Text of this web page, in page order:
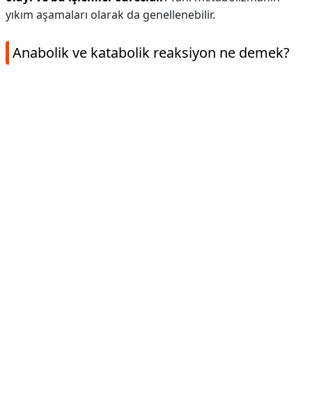
yıkım aşamaları olarak da genellenebilir.
Anabolik ve katabolik reaksiyon ne demek?